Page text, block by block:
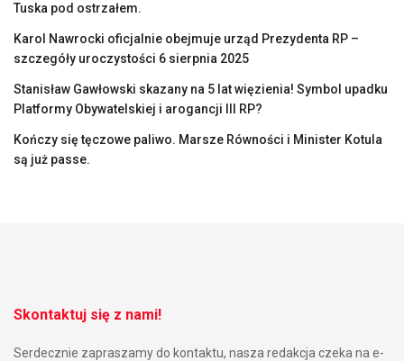
Tuska pod ostrzałem.
Karol Nawrocki oficjalnie obejmuje urząd Prezydenta RP –
szczegóły uroczystości 6 sierpnia 2025
Stanisław Gawłowski skazany na 5 lat więzienia! Symbol upadku
Platformy Obywatelskiej i arogancji III RP?
Kończy się tęczowe paliwo. Marsze Równości i Minister Kotula
są już passe.
Skontaktuj się z nami!
Serdecznie zapraszamy do kontaktu, nasza redakcja czeka na e-